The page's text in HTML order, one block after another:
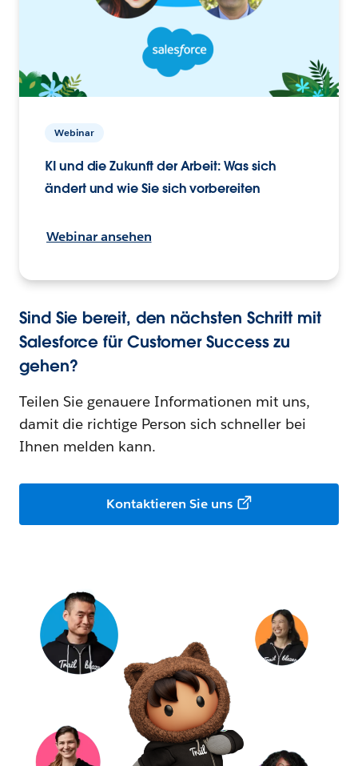
Webinar
KI und die Zukunft der Arbeit: Was sich
ändert und wie Sie sich vorbereiten
Webinar ansehen
Sind Sie bereit, den nächsten Schritt mit
Salesforce für Customer Success zu
gehen?
Teilen Sie genauere Informationen mit uns,
damit die richtige Person sich schneller bei
Ihnen melden kann.
Kontaktieren Sie uns